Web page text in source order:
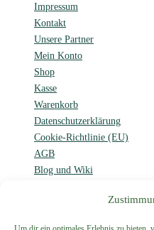
Impressum
Kontakt
Unsere Partner
Mein Konto
Shop
Kasse
Warenkorb
Datenschutzerklärung
Cookie-Richtlinie (EU)
AGB
Blog und Wiki